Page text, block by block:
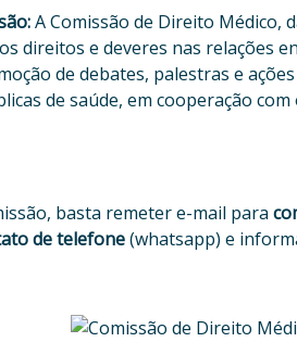
A Comissão de Direito Médico,
direitos e deveres nas relações
de debates, palestras e
de saúde, em cooperação
basta remeter e-mail para
de telefone(whatsapp) e